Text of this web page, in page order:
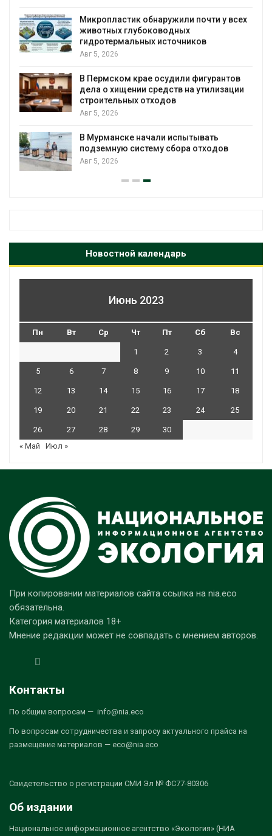
Микропластик обнаружили почти у всех
животных глубоководных
гидротермальных источников
Авг 5, 2026
В Пермском крае осудили фигурантов
дела о хищении средств на утилизации
строительных отходов
Авг 5, 2026
В Мурманске начали испытывать
подземную систему сбора отходов
Авг 5, 2026
Новостной календарь
Июнь 2023
Пн Вт Ср Чт Пт Сб Вс
1 2 3 4
5 6 7 8 9 10 11
12 13 14 15 16 17 18
19 20 21 22 23 24 25
26 27 28 29
30
« Май
Июл »
При копировании материалов сайта ссылка на nia.eco
обязательна.
Категория материалов 18+
Мнение редакции может не совпадать с мнением авторов.
Контакты
По общим вопросам — info@nia.eco
По вопросам сотрудничества и запросу актуального прайса на
размещение материалов — eco@nia.eco
Свидетельство о регистрации СМИ Эл № ФС77-80306
Об издании
Национальное информационное агентство «Экология» (НИА